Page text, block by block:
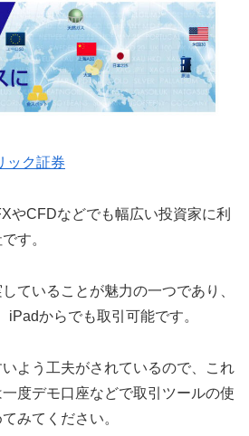
ック証券
やCFDなどでも幅広い投資家に利
す。
ていることが魅力の一つであり、
iPadからでも取引可能です。
よう工夫がされているので、これ
度デモ口座などで取引ツールの使
みてください。